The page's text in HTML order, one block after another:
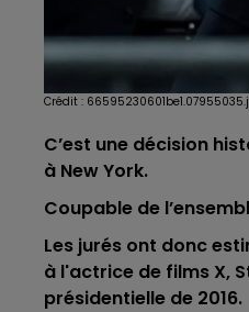
Crédit :
C’est une décision
à New York.
Coupable de
Les jurés ont donc
à l'actrice de films X,
présidentielle de 2016.